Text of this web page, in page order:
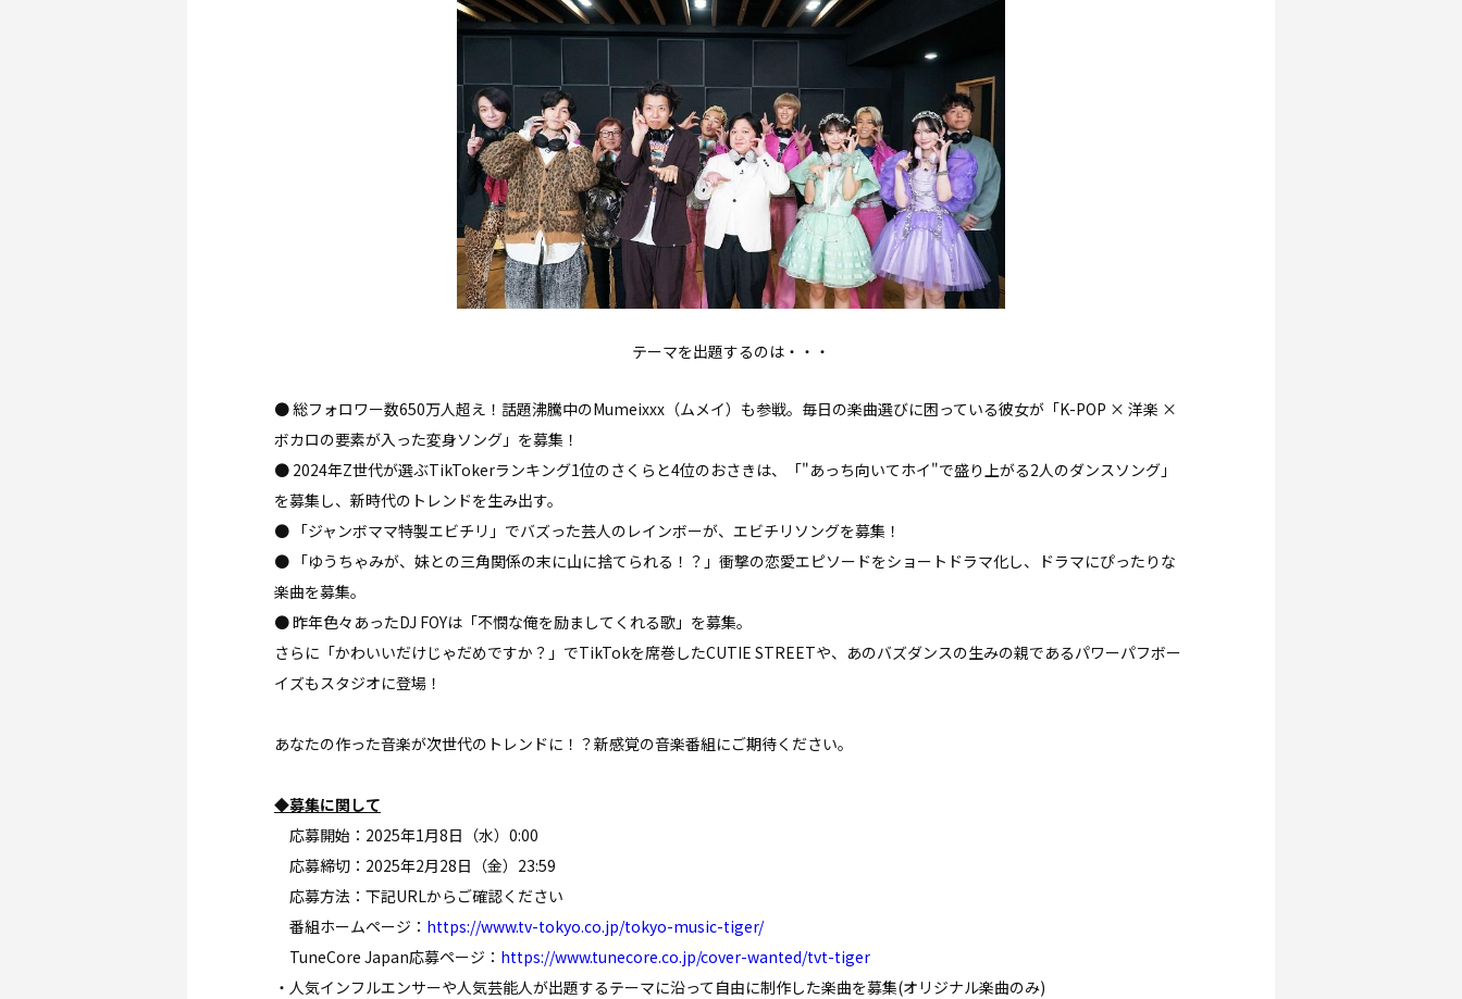
テーマを出題するのは・・・
● 総フォロワー数650万人超え！話題沸騰中のMumeixxx（ムメイ）も参戦。毎日の楽曲選びに困っている彼女が「K-POP × 洋楽 ×
ボカロの要素が入った変身ソング」を募集！
● 2024年Z世代が選ぶTikTokerランキング1位のさくらと4位のおさきは、「"あっち向いてホイ"で盛り上がる2人のダンスソング」
を募集し、新時代のトレンドを生み出す。
● 「ジャンボママ特製エビチリ」でバズった芸人のレインボーが、エビチリソングを募集！
● 「ゆうちゃみが、妹との三角関係の末に山に捨てられる！？」衝撃の恋愛エピソードをショートドラマ化し、ドラマにぴったりな
楽曲を募集。
● 昨年色々あったDJ FOYは「不憫な俺を励ましてくれる歌」を募集。
さらに「かわいいだけじゃだめですか？」でTikTokを席巻したCUTIE STREETや、あのバズダンスの生みの親であるパワーパフボー
イズもスタジオに登場！
あなたの作った音楽が次世代のトレンドに！？新感覚の音楽番組にご期待ください。
◆募集に関して
応募開始：2025年1月8日（水）0:00
応募締切：2025年2月28日（金）23:59
応募方法：下記URLからご確認ください
番組ホームページ： https://www.tv-tokyo.co.jp/tokyo-music-tiger/
TuneCore Japan応募ページ： https://www.tunecore.co.jp/cover-wanted/tvt-tiger
・人気インフルエンサーや人気芸能人が出題するテーマに沿って自由に制作した楽曲を募集(オリジナル楽曲のみ)